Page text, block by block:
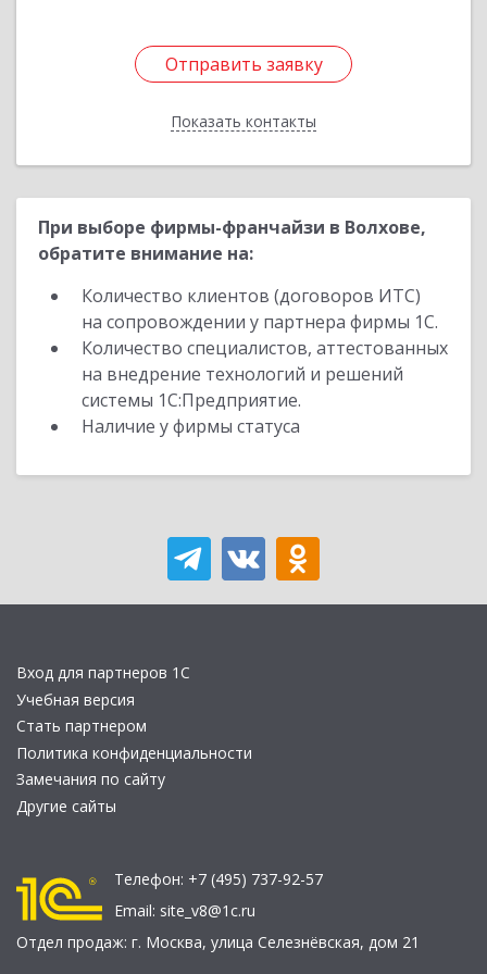
Отправить заявку
Показать контакты
Отправить заявку
Назад
При выборе фирмы-франчайзи в Волхове,
обратите внимание на:
Количество клиентов (договоров ИТС)
на сопровождении у партнера фирмы 1С.
Количество специалистов, аттестованных
на внедрение технологий и решений
системы 1С:Предприятие.
Наличие у фирмы статуса
Вход для партнеров 1С
Учебная версия
Стать партнером
Политика конфиденциальности
Замечания по сайту
Другие сайты
Телефон: +7 (495) 737-92-57
Email: site_v8@1c.ru
Отдел продаж: г. Москва, улица Селезнёвская, дом 21